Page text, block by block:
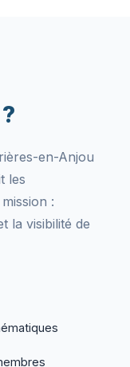
en-Anjou
les
:
la visibilité de